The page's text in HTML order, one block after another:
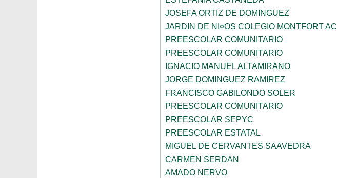
JOSEFA ORTIZ DE DOMINGUEZ
JARDIN DE NI¤OS COLEGIO MONTFORT AC
PREESCOLAR COMUNITARIO
PREESCOLAR COMUNITARIO
IGNACIO MANUEL ALTAMIRANO
JORGE DOMINGUEZ RAMIREZ
FRANCISCO GABILONDO SOLER
PREESCOLAR COMUNITARIO
PREESCOLAR SEPYC
PREESCOLAR ESTATAL
MIGUEL DE CERVANTES SAAVEDRA
CARMEN SERDAN
AMADO NERVO